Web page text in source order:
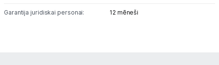
Garantija juridiskai personai: 12 mēneši